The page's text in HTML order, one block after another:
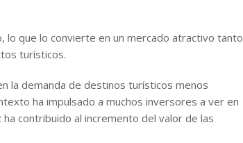
lo que lo convierte en un mercado atractivo tanto
turísticos.
la demanda de destinos turísticos menos
ha impulsado a muchos inversores a ver en
contribuido al incremento del valor de las